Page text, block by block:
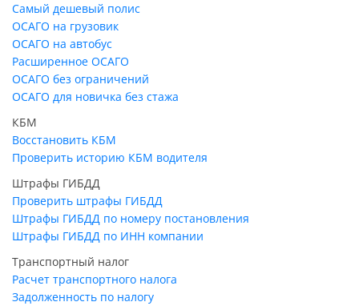
Самый дешевый полис
ОСАГО на грузовик
ОСАГО на автобус
Расширенное ОСАГО
ОСАГО без ограничений
ОСАГО для новичка без стажа
КБМ
Восстановить КБМ
Проверить историю КБМ водителя
Штрафы ГИБДД
Проверить штрафы ГИБДД
Штрафы ГИБДД по номеру постановления
Штрафы ГИБДД по ИНН компании
Транспортный налог
Расчет транспортного налога
Задолженность по налогу